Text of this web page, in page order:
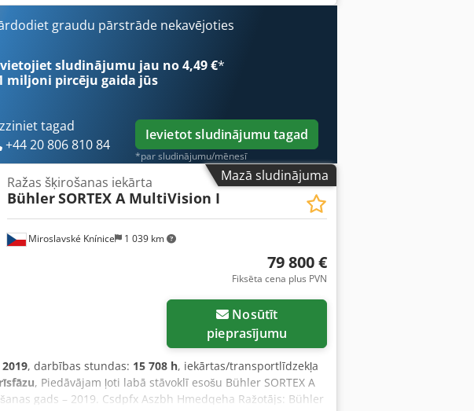
graudu pārstrāde nekavējoties
sludinājumu jau no 4,49 €*
miljoni pircēju gaida jūs
tagad
+44 20 806 810 84
Ievietot sludinājumu tagad
*par sludinājumu/mēnesī
Mazā sludinājuma
Miroslavské Knínice 1 039 km
Ražas šķirošanas iekārta
BühlerSORTEX A MultiVision I
79 800 €
Fiksēta cena plus PVN
pieprasījumu
2019, darbības stundas: 15 708 h, iekārtas/transportlīdzekļa
, Piedāvājam ļoti labā stāvoklī esošu Bühler SORTEX A
gads – 2019. Csdpfx Aszbh Hmedqeha Ražotājs: Bühler